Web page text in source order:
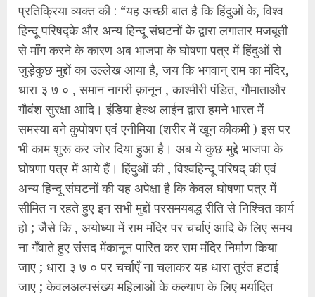
प्रतिक्रिया व्यक्त की : “यह अच्छी बात है कि हिंदुओं के, विश्व
हिन्दू परिषद्के और अन्य हिन्दू संघटनों के द्वारा लगातार मजबूती
से माँग करने के कारण अब भाजपा के घोषणा पत्र में हिंदुओं से
जुड़ेकुछ मुद्दों का उल्लेख आया है, जय कि भगवान् राम का मंदिर,
धारा ३ ७ ० , समान नागरी क़ानून , काश्मीरी पंडित, गौमाताऔर
गौवंश सुरक्षा आदि। इंडिया हेल्थ लाईन द्वारा हमने भारत में
समस्या बने कुपोषण एवं एनीमिया (शरीर में खून कीकमी ) इस पर
भी काम शुरू कर जोर दिया हुआ है। अब ये कुछ मुद्दे भाजपा के
घोषणा पत्र में आये हैं। हिंदुओं की , विश्वहिन्दू परिषद् की एवं
अन्य हिन्दू संघटनों की यह अपेक्षा है कि केवल घोषणा पत्र में
सीमित न रहते हुए इन सभी मुद्दों परसमयबद्ध रीति से निश्चित कार्य
हो ; जैसे कि , अयोध्या में राम मंदिर पर चर्चाएं आदि के लिए समय
ना गँवाते हुए संसद मेंकानून पारित कर राम मंदिर निर्माण किया
जाए ; धारा ३ ७ ० पर चर्चाएँ ना चलाकर यह धारा तुरंत हटाई
जाए ; केवलअल्पसंख्य महिलाओं के कल्याण के लिए मर्यादित